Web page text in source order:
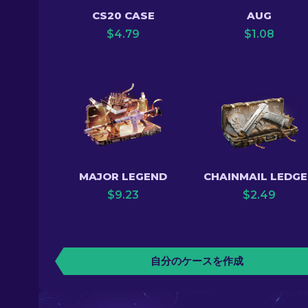
CS20 CASE
$4.79
AUG
$1.08
MAJOR LEGEND
$9.23
CHAINMAIL
$2.49
自分のケースを作成